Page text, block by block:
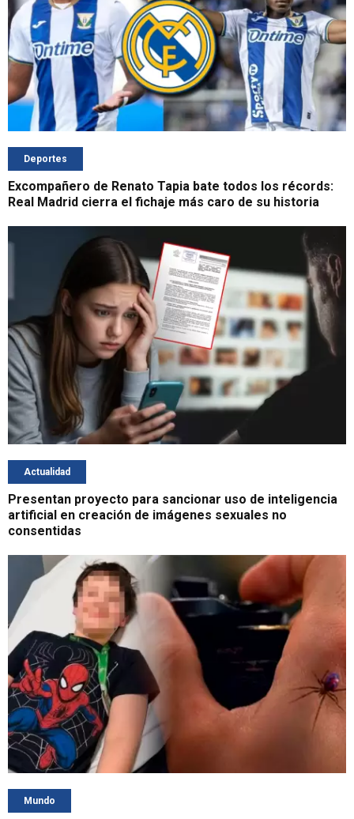
Deportes
Excompañero de Renato Tapia bate todos los récords:
Real Madrid cierra el fichaje más caro de su historia
Actualidad
Presentan proyecto para sancionar uso de inteligencia
artificial en creación de imágenes sexuales no
consentidas
Mundo